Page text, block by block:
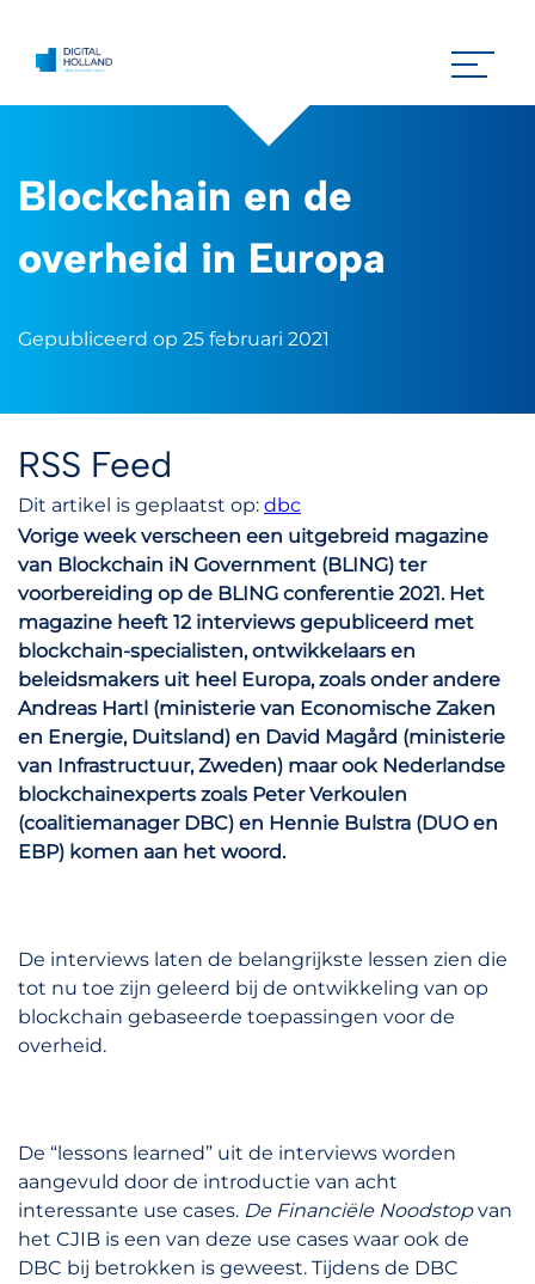
Blockchain en de
overheid in Europa
Gepubliceerd op 25 februari 2021
RSS Feed
Dit artikel is geplaatst op: dbc
Vorige week verscheen een uitgebreid magazine
van Blockchain iN Government (BLING) ter
voorbereiding op de BLING conferentie 2021. Het
magazine heeft 12 interviews gepubliceerd met
blockchain-specialisten, ontwikkelaars en
beleidsmakers uit heel Europa, zoals onder andere
Andreas Hartl (ministerie van Economische Zaken
en Energie, Duitsland) en David Magård (ministerie
van Infrastructuur, Zweden) maar ook Nederlandse
blockchainexperts zoals Peter Verkoulen
(coalitiemanager DBC) en Hennie Bulstra (DUO en
EBP) komen aan het woord.
De interviews laten de belangrijkste lessen zien die
tot nu toe zijn geleerd bij de ontwikkeling van op
blockchain gebaseerde toepassingen voor de
overheid.
De “lessons learned” uit de interviews worden
aangevuld door de introductie van acht
interessante use cases. De Financiële Noodstopvan
het CJIB is een van deze use cases waar ook de
DBC bij betrokken is geweest. Tijdens de DBC